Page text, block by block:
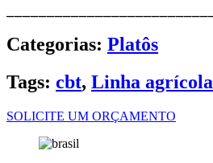
Categorias: Platôs
Tags: cbt, Linha agrícola
SOLICITE UM ORÇAMENTO